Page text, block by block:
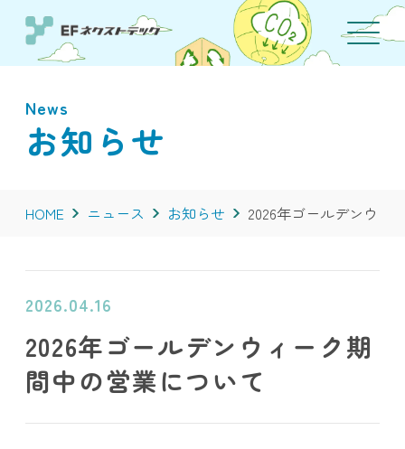
News
お知らせ
HOME ニュース お知らせ 2026年ゴールデンウィ
2026.04.16
2026年ゴールデンウィーク期
間中の営業について